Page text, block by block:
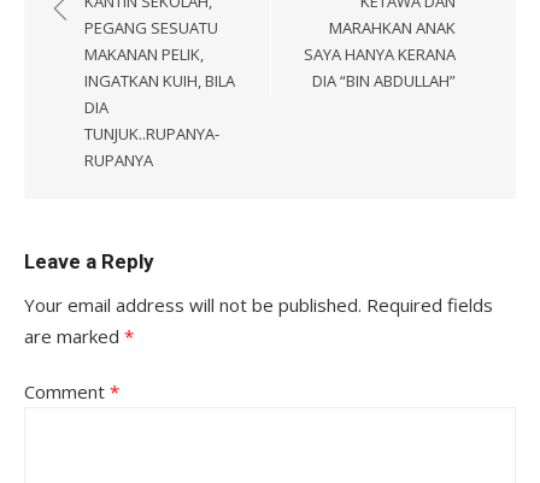
PEGANG SESUATU
MAKANAN PELIK,
INGATKAN KUIH, BILA
DIA
TUNJUK..RUPANYA-
RUPANYA
MARAHKAN ANAK
SAYA HANYA KERANA
DIA “BIN ABDULLAH”
Leave a Reply
Your email address will not be published. Required fields
are marked *
Comment *